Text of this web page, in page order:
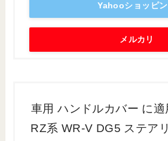
Yahooショッピ
メルカリ
車用 ハンドルカバー に
RZ系 WR-V DG5 ステア